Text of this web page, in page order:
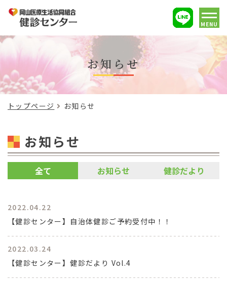
MENU
お知らせ
トップページ お知らせ
お知らせ
全て お知らせ 健診だより
2022.04.22
【健診センター】自治体健診ご予約受付中！！
2022.03.24
【健診センター】健診だより Vol.4